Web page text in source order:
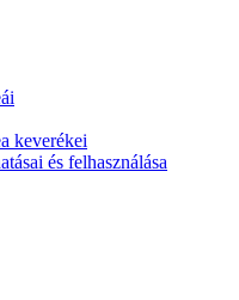
keverékei
és felhasználása